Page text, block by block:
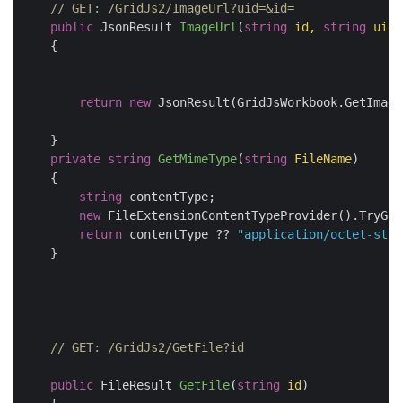
// GET: /GridJs2/ImageUrl?uid=&id=
public JsonResult ImageUrl (string id, string uid
    {
return new
    }
private string GetMimeType(string FileName)
    {
string contentType;
new
return contentType ??
"application/octet-
    }
// GET: /GridJs2/GetFile?id
public FileResult GetFile(string id )